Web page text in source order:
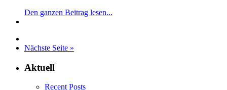
Den ganzen Beitrag lesen...
Nächste Seite »
Aktuell
Recent Posts